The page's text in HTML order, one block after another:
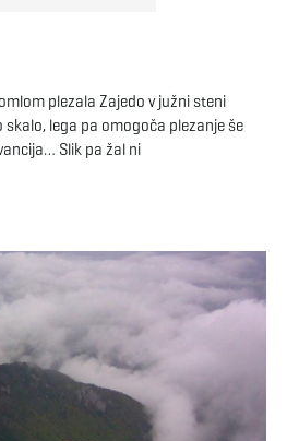
plezala Zajedo v južni steni
skalo, lega pa omogoča plezanje še
Slik pa žal ni